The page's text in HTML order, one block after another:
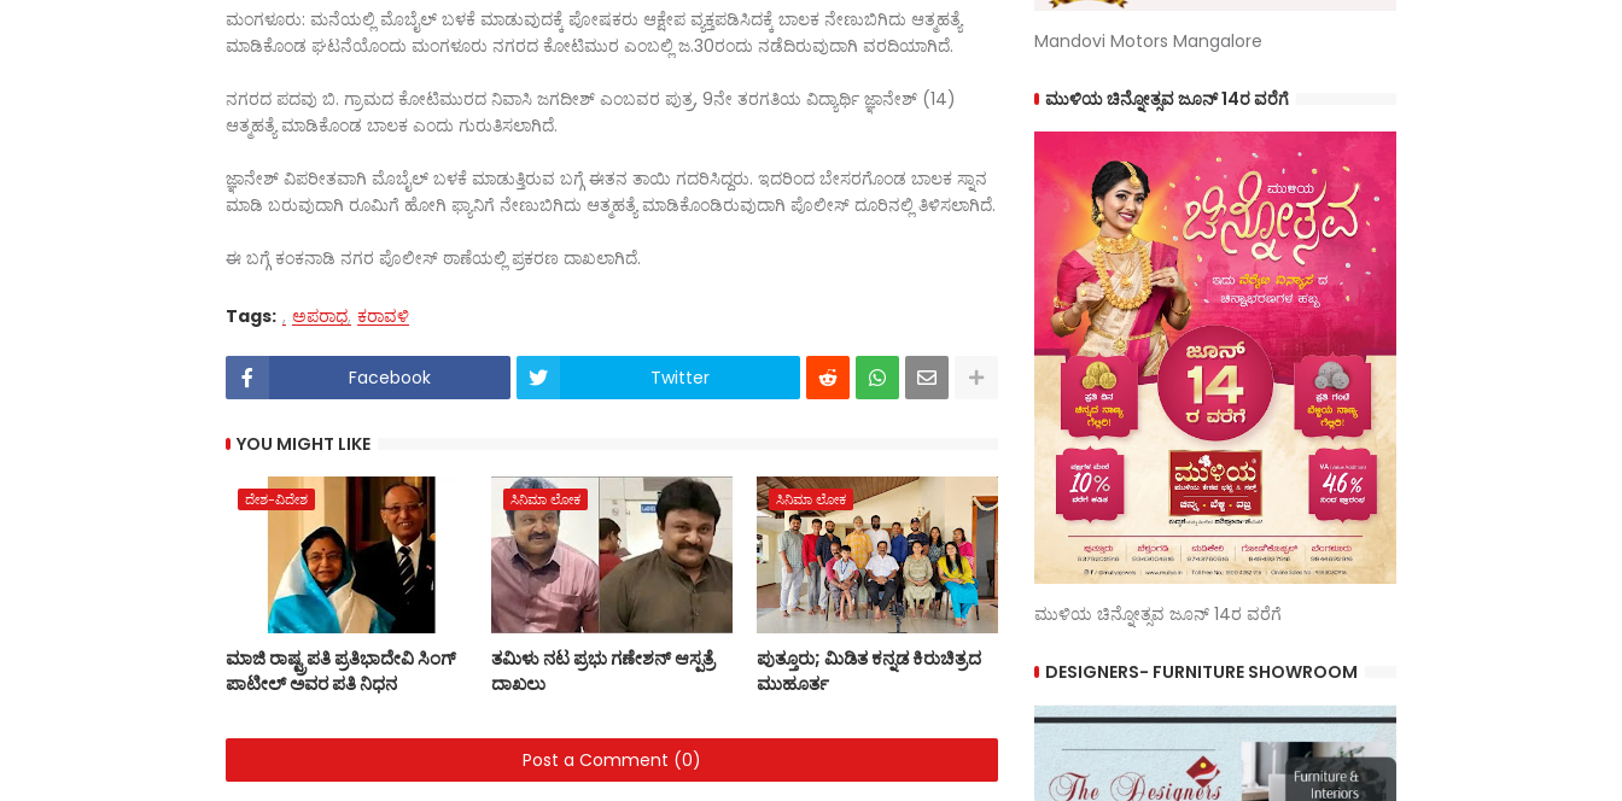
ಮಂಗಳೂರು: ಮನೆಯಲ್ಲಿ ಮೊಬೈಲ್ ಬಳಕೆ ಮಾಡುವುದಕ್ಕೆ ಪೋಷಕರು ಆಕ್ಷೇಪ ವ್ಯಕ್ತಪಡಿಸಿದಕ್ಕೆ ಬಾಲಕ ನೇಣುಬಿಗಿದು ಆತ್ಮಹತ್ಯೆ
ಮಾಡಿಕೊಂಡ ಘಟನೆಯೊಂದು ಮಂಗಳೂರು ನಗರದ ಕೋಟಿಮುರ ಎಂಬಲ್ಲಿ ಜ.30ರಂದು ನಡೆದಿರುವುದಾಗಿ ವರದಿಯಾಗಿದೆ.
ನಗರದ ಪದವು ಬಿ. ಗ್ರಾಮದ ಕೋಟಿಮುರದ ನಿವಾಸಿ ಜಗದೀಶ್ ಎಂಬವರ ಪುತ್ರ, 9ನೇ ತರಗತಿಯ ವಿದ್ಯಾರ್ಥಿ ಜ್ಞಾನೇಶ್ (14)
ಆತ್ಮಹತ್ಯೆ ಮಾಡಿಕೊಂಡ ಬಾಲಕ ಎಂದು ಗುರುತಿಸಲಾಗಿದೆ.
ಜ್ಞಾನೇಶ್ ವಿಪರೀತವಾಗಿ ಮೊಬೈಲ್ ಬಳಕೆ ಮಾಡುತ್ತಿರುವ ಬಗ್ಗೆ ಈತನ ತಾಯಿ ಗದರಿಸಿದ್ದರು. ಇದರಿಂದ ಬೇಸರಗೊಂಡ ಬಾಲಕ ಸ್ನಾನ
ಮಾಡಿ ಬರುವುದಾಗಿ ರೂಮಿಗೆ ಹೋಗಿ ಫ್ಯಾನಿಗೆ ನೇಣುಬಿಗಿದು ಆತ್ಮಹತ್ಯೆ ಮಾಡಿಕೊಂಡಿರುವುದಾಗಿ ಪೊಲೀಸ್ ದೂರಿನಲ್ಲಿ ತಿಳಿಸಲಾಗಿದೆ.
ಈ ಬಗ್ಗೆ ಕಂಕನಾಡಿ ನಗರ ಪೊಲೀಸ್ ಠಾಣೆಯಲ್ಲಿ ಪ್ರಕರಣ ದಾಖಲಾಗಿದೆ.
Tags: ಅಪರಾಧ ಕರಾವಳಿ
Facebook Twitter
YOU MIGHT LIKE
ದೇಶ-ವಿದೇಶ
ಮಾಜಿ ರಾಷ್ಟ್ರಪತಿ ಪ್ರತಿಭಾದೇವಿ ಸಿಂಗ್‌
ಪಾಟೀಲ್‌ ಅವರ ಪತಿ ನಿಧನ
ಸಿನಿಮಾ ಲೋಕ
ತಮಿಳು ನಟ ಪ್ರಭು ಗಣೇಶನ್ ಆಸ್ಪತ್ರೆ
ದಾಖಲು
ಸಿನಿಮಾ ಲೋಕ
ಪುತ್ತೂರು; ಮಿಡಿತ ಕನ್ನಡ ಕಿರುಚಿತ್ರದ
ಮುಹೂರ್ತ
Post a Comment (0)
Mandovi Motors Mangalore
ಮುಳಿಯ ಚಿನ್ನೋತ್ಸವ ಜೂನ್ 14ರ ವರೆಗೆ
ಮುಳಿಯ ಚಿನ್ನೋತ್ಸವ ಜೂನ್ 14ರ ವರೆಗೆ
DESIGNERS- FURNITURE SHOWROOM